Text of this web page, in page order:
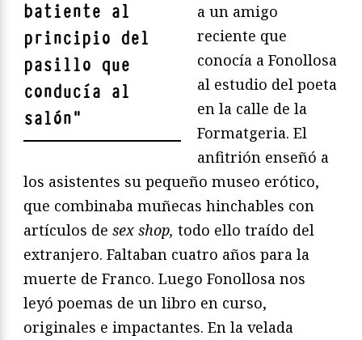
batiente al
principio del
pasillo que
conducía al
salón"
a un amigo
reciente que
conocía a Fonollosa
al estudio del poeta
en la calle de la
Formatgeria. El
anfitrión enseñó a
los asistentes su pequeño museo erótico,
que combinaba muñecas hinchables con
artículos de sex shop, todo ello traído del
extranjero. Faltaban cuatro años para la
muerte de Franco. Luego Fonollosa nos
leyó poemas de un libro en curso,
originales e impactantes. En la velada